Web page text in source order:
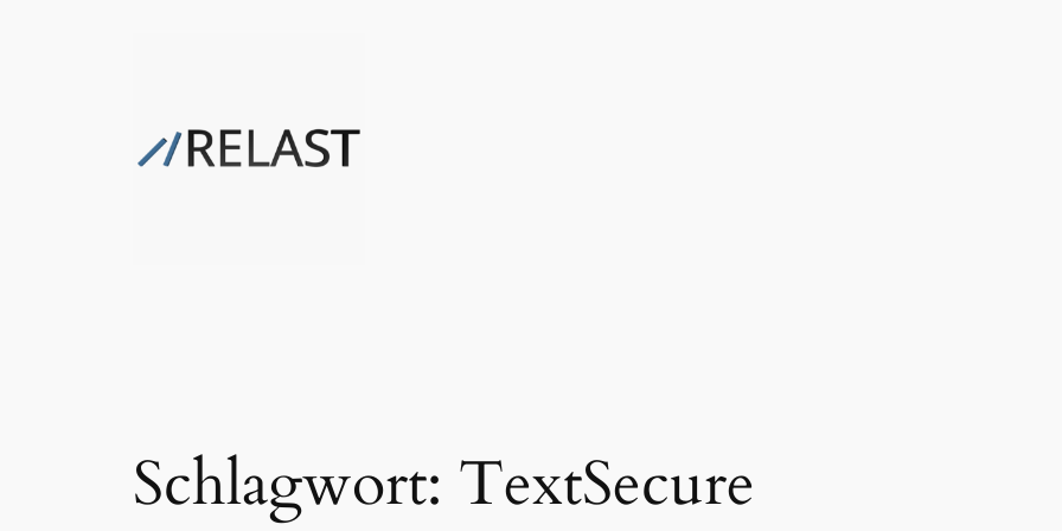
Schlagwort: TextSecure